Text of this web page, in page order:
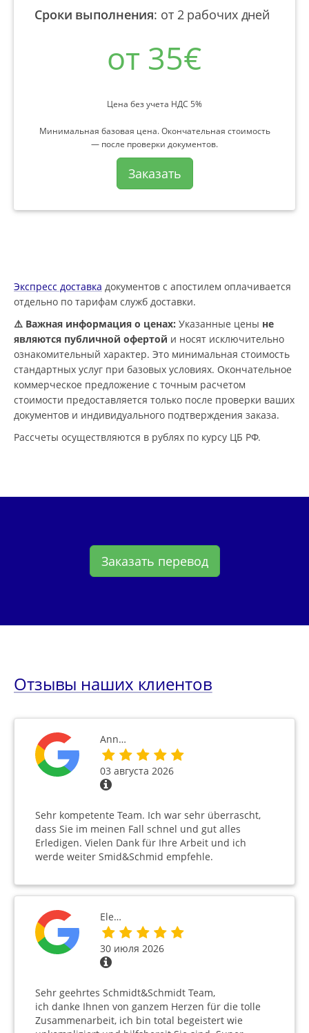
Сроки выполнения: от 2 рабочих дней
от 35€
Цена без учета НДС 5%
Минимальная базовая цена. Окончательная стоимость
— после проверки документов.
Заказать
Экспресс доставка документов с апостилем оплачивается
отдельно по тарифам служб доставки.
⚠️ Важная информация о ценах: Указанные цены не
являются публичной офертой и носят исключительно
ознакомительный характер. Это минимальная стоимость
стандартных услуг при базовых условиях. Окончательное
коммерческое предложение с точным расчетом
стоимости предоставляется только после проверки ваших
документов и индивидуального подтверждения заказа.
Рассчеты осуществляются в рублях по курсу ЦБ РФ.
Заказать перевод
Отзывы наших клиентов
Ann…
03 августа 2026
Sehr kompetente Team. Ich war sehr überrascht,
dass Sie im meinen Fall schnel und gut alles
Erledigen. Vielen Dank für Ihre Arbeit und ich
werde weiter Smid&Schmid empfehle.
Ele…
30 июля 2026
Sehr geehrtes Schmidt&Schmidt Team,
ich danke Ihnen von ganzem Herzen für die tolle
Zusammenarbeit, ich bin total begeistert wie